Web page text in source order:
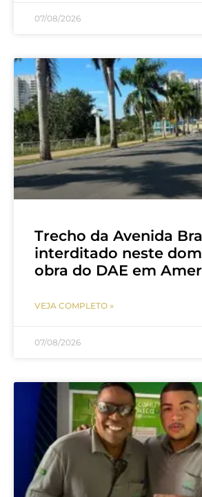
07/08/2026
Trecho da Avenida
interditado neste
obra do DAE em
VEJA COMPLETO »
07/08/2026